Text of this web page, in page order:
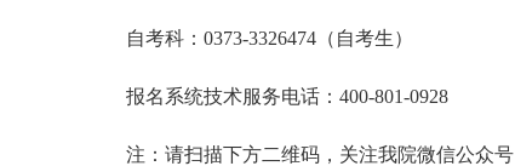
自考科：0373-3326474（自考生）
报名系统技术服务电话：400-801-0928
注：请扫描下方二维码，关注我院微信公众